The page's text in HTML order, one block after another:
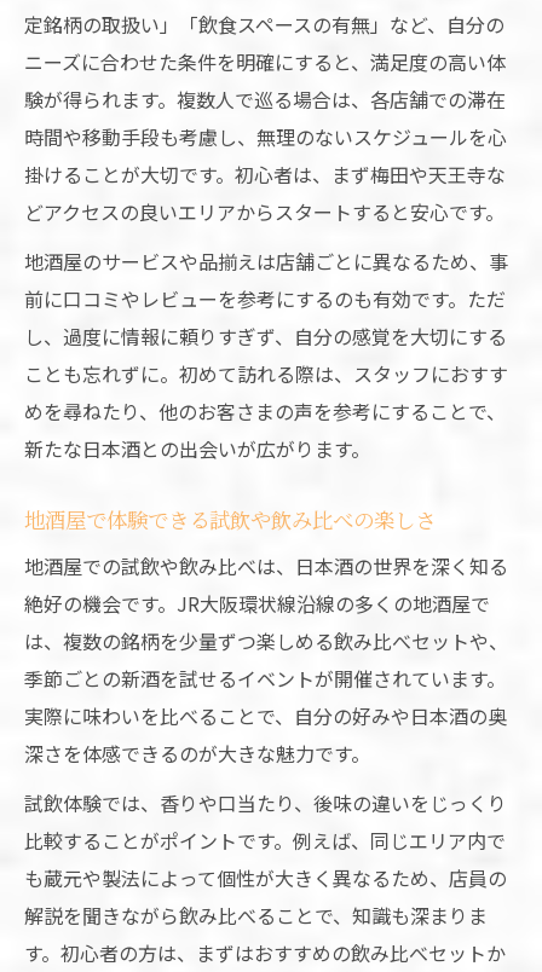
定銘柄の取扱い」「飲食スペースの有無」など、自分の
ニーズに合わせた条件を明確にすると、満足度の高い体
験が得られます。複数人で巡る場合は、各店舗での滞在
時間や移動手段も考慮し、無理のないスケジュールを心
掛けることが大切です。初心者は、まず梅田や天王寺な
どアクセスの良いエリアからスタートすると安心です。
地酒屋のサービスや品揃えは店舗ごとに異なるため、事
前に口コミやレビューを参考にするのも有効です。ただ
し、過度に情報に頼りすぎず、自分の感覚を大切にする
ことも忘れずに。初めて訪れる際は、スタッフにおすす
めを尋ねたり、他のお客さまの声を参考にすることで、
新たな日本酒との出会いが広がります。
地酒屋で体験できる試飲や飲み比べの楽しさ
地酒屋での試飲や飲み比べは、日本酒の世界を深く知る
絶好の機会です。JR大阪環状線沿線の多くの地酒屋で
は、複数の銘柄を少量ずつ楽しめる飲み比べセットや、
季節ごとの新酒を試せるイベントが開催されています。
実際に味わいを比べることで、自分の好みや日本酒の奥
深さを体感できるのが大きな魅力です。
試飲体験では、香りや口当たり、後味の違いをじっくり
比較することがポイントです。例えば、同じエリア内で
も蔵元や製法によって個性が大きく異なるため、店員の
解説を聞きながら飲み比べることで、知識も深まりま
す。初心者の方は、まずはおすすめの飲み比べセットか